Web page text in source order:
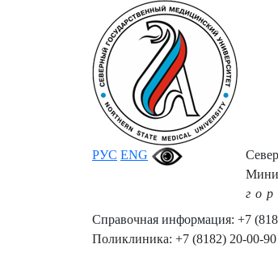
РУС ENG
Справочная информация: +7
Поликлиника: +7 (8182) 20-00-90